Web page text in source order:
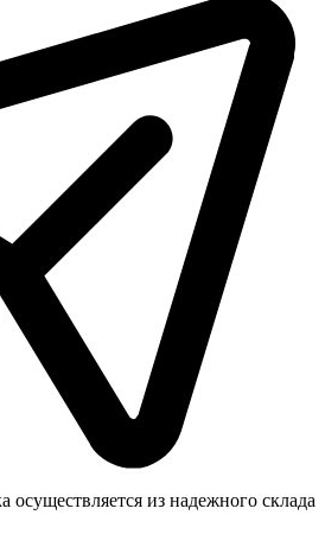
осуществляется из надежного склада